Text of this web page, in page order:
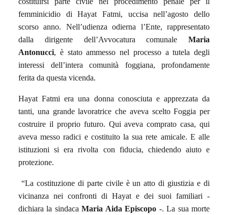
femminicidio di Hayat Fatmi, uccisa nell’agosto dello
scorso anno. Nell’udienza odierna l’Ente, rappresentato
dalla dirigente dell’Avvocatura comunale Maria
Antonucci, è stato ammesso nel processo a tutela degli
interessi dell’intera comunità foggiana, profondamente
ferita da questa vicenda.
Hayat Fatmi era una donna conosciuta e apprezzata da
tanti, una grande lavoratrice che aveva scelto Foggia per
costruire il proprio futuro. Qui aveva comprato casa, qui
aveva messo radici e costituito la sua rete amicale. E alle
istituzioni si era rivolta con fiducia, chiedendo aiuto e
protezione.
“La costituzione di parte civile è un atto di giustizia e di
vicinanza nei confronti di Hayat e dei suoi familiari -
dichiara la sindacaMaria Aida Episcopo -. La sua morte